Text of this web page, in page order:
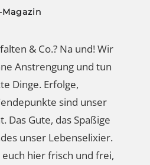
& Co.? Na und! Wir
Anstrengung und tun
Dinge. Erfolge,
sind unser
Das Gute, das Spaßige
unser Lebenselixier.
hier frisch und frei,